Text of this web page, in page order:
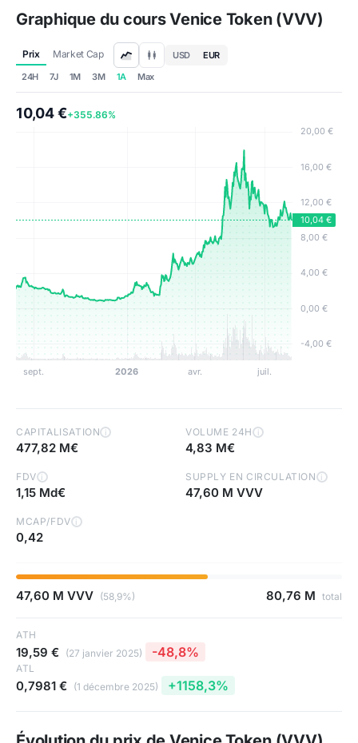
Graphique du cours Venice Token (VVV)
Prix Market Cap USD
EUR
24H
7J 1M 3M 1A Max
10,04 €+355.86%
CAPITALISATION i
477,82 M€
VOLUME 24H i
4,83 M€
FDV i
1,15 Md€
SUPPLY EN CIRCULATION i
47,60 M VVV
MCAP/FDV i
0,42
47,60 M VVV (58,9%) 80,76 M total
ATH
19,59 € (27 janvier 2025) -48,8%
ATL
0,7981 € (1 décembre 2025) +1158,3%